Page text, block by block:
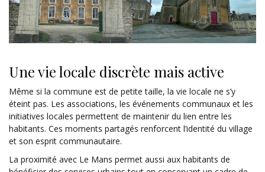
Une vie locale discrète mais active
Même si la commune est de petite taille, la vie locale ne s’y
éteint pas. Les associations, les événements communaux et les
initiatives locales permettent de maintenir du lien entre les
habitants. Ces moments partagés renforcent l’identité du village
et son esprit communautaire.
La proximité avec Le Mans permet aussi aux habitants de